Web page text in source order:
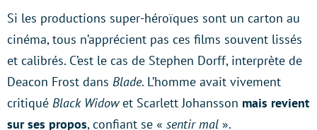
Si les productions super-héroïques sont un carton au
cinéma, tous n’apprécient pas ces films souvent lissés
et calibrés. C’est le cas de Stephen Dorff, interprète de
Deacon Frost dans Blade. L’homme avait vivement
critiqué Black Widowet Scarlett Johansson mais revient
sur ses propos, confiant se « sentir mal ».